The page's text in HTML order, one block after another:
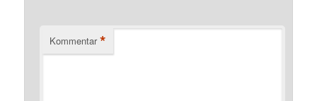
Kommentar *